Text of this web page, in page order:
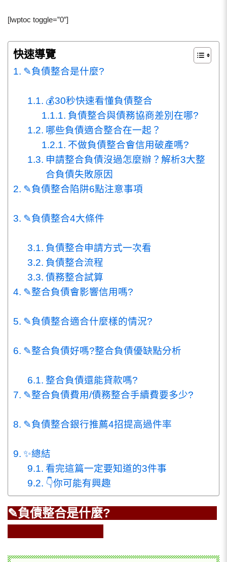
[lwptoc toggle=”0″]
快速導覽
✎負債整合是什麼?
💰30秒快速看懂負債整合
負債整合與債務協商差別在哪?
哪些負債適合整合在一起？
不做負債整合會信用破產嗎?
申請整合負債沒過怎麼辦？解析3大整
合負債失敗原因
✎負債整合陷阱6點注意事項
✎負債整合4大條件
負債整合申請方式一次看
負債整合流程
債務整合試算
✎整合負債會影響信用嗎?
✎負債整合適合什麼樣的情況?
✎整合負債好嗎?整合負債優缺點分析
整合負債還能貸款嗎?
✎整合負債費用/債務整合手續費要多少?
✎負債整合銀行推薦4招提高過件率
✨總結
看完這篇一定要知道的3件事
👇你可能有興趣
✎負債整合是什麼?